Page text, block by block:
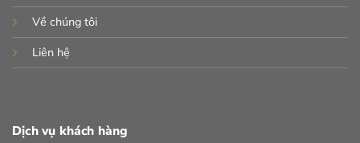
Về chúng tôi
Liên hệ
Dịch vụ khách hàng